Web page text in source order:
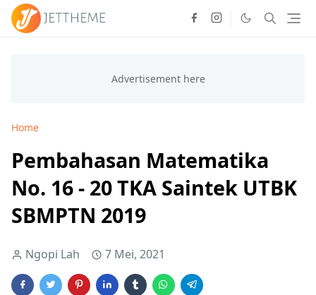
Home
Pembahasan Matematika
No. 16 - 20 TKA Saintek UTBK
SBMPTN 2019
Ngopi Lah 7 Mei, 2021